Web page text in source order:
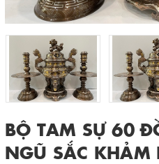
BỘ TAM SỰ 60
NGŨ SẮC KHẢM